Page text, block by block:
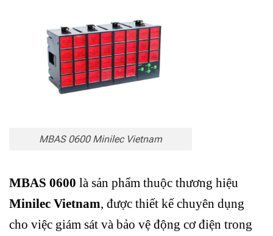
MBAS 0600 Minilec Vietnam
MBAS 0600 là sản phẩm thuộc thương hiệu
Minilec Vietnam, được thiết kế chuyên dụng
cho việc giám sát và bảo vệ động cơ điện trong